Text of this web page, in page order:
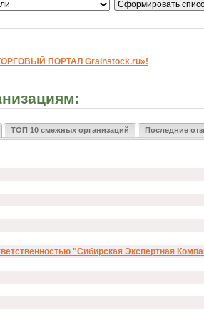
ПОРТАЛ Grainstock.ru»!
ТОП 10 смежных организаций Последние
"Сибирская Экспертная